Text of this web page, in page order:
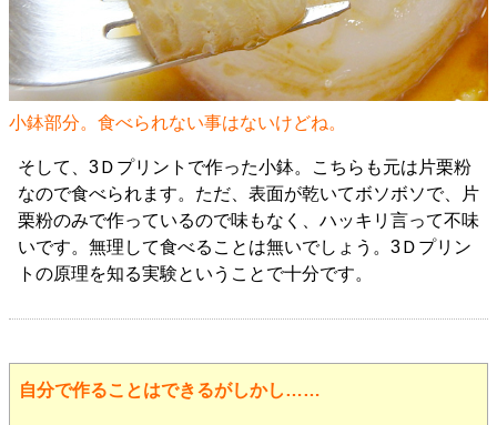
小鉢部分。食べられない事はないけどね。
そして、3Ｄプリントで作った小鉢。こちらも元は片栗粉
なので食べられます。ただ、表面が乾いてボソボソで、片
栗粉のみで作っているので味もなく、ハッキリ言って不味
いです。無理して食べることは無いでしょう。3Ｄプリン
トの原理を知る実験ということで十分です。
自分で作ることはできるがしかし……